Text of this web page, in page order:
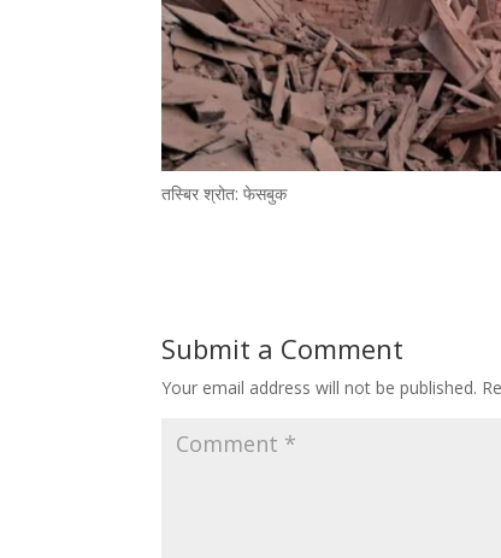
तस्बिर श्रोत: फेसबुक
Submit a Comment
Your email address will not be published.